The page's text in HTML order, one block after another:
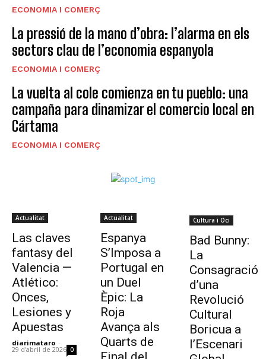
ECONOMIA I COMERÇ
La pressió de la mano d’obra: l’alarma en els
sectors clau de l’economia espanyola
ECONOMIA I COMERÇ
La vuelta al cole comienza en tu pueblo: una
campaña para dinamizar el comercio local en
Cártama
ECONOMIA I COMERÇ
Actualitat
Las claves
fantasy del
Valencia —
Atlético:
Onces,
Lesiones y
Apuestas
diarimataro -
29 d'abril de 2026 0
Actualitat
Espanya
S’Imposa a
Portugal en
un Duel
Èpic: La
Roja
Avança als
Quarts de
Cultura i Oci
Bad Bunny:
La
Consagració
d’una
Revolució
Cultural
Boricua a
l’Escenari